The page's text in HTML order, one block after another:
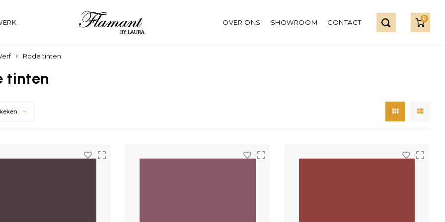
OVER ONS SHOWROOM CONTACT 0
Rode tinten
tinten